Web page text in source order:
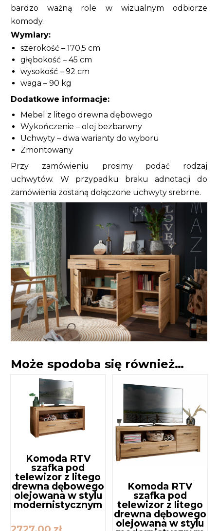
bardzo ważną role w wizualnym odbiorze
komody.
Wymiary:
szerokość – 170,5 cm
głębokość – 45 cm
wysokość – 92 cm
waga – 90 kg
Dodatkowe informacje:
Mebel z litego drewna dębowego
Wykończenie – olej bezbarwny
Uchwyty – dwa warianty do wyboru
Zmontowany
Przy zamówieniu prosimy podać rodzaj
uchwytów. W przypadku braku adnotacji do
zamówienia zostaną dołączone uchwyty srebrne.
Może spodoba się również…
Komoda RTV
szafka pod
telewizor z litego
drewna dębowego
olejowana w stylu
modernistycznym
Komoda RTV
szafka pod
telewizor z litego
drewna dębowego
olejowana w stylu